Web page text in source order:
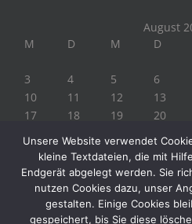
August
M
D M D
3
4 5 6
10
11 12 13
17
18 19 20
« Juli
Unsere Website verwendet
kleine Textdateien, die mit
Endgerät abgelegt werden. Sie
nutzen Cookies dazu, unser
gestalten. Einige Cookies
gespeichert, bis Sie diese